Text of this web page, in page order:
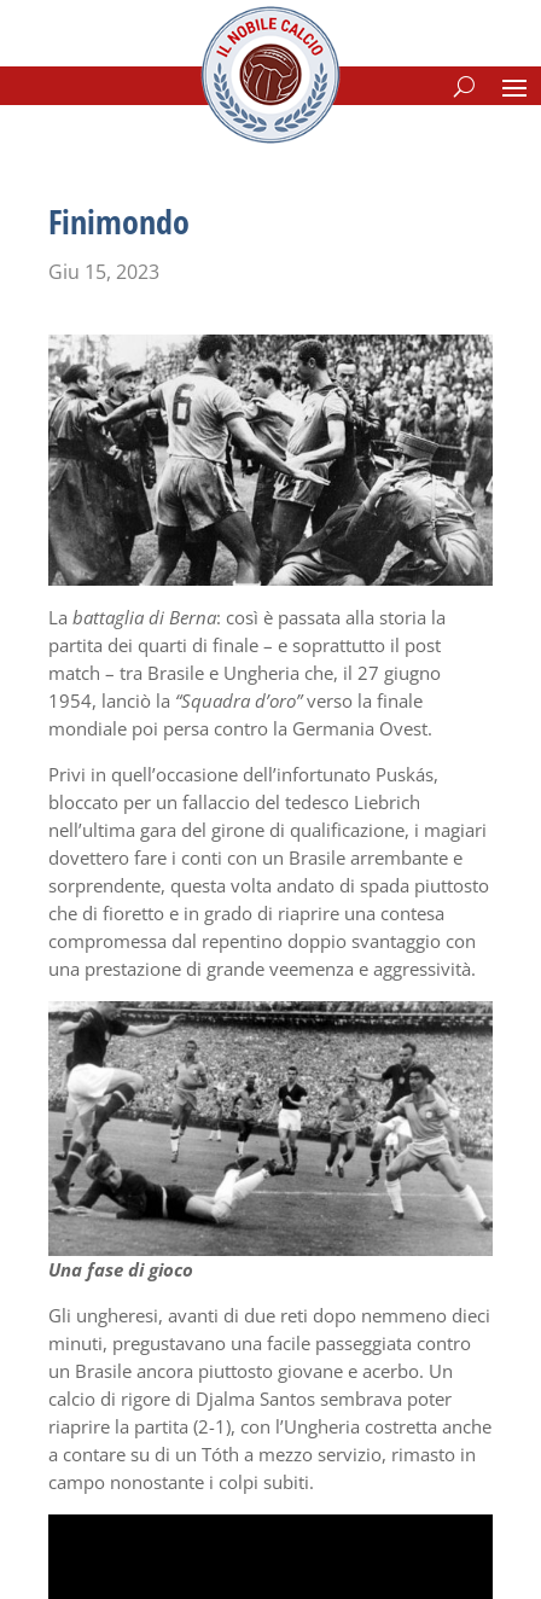
Finimondo
Giu 15, 2023
La battaglia di Berna: così è passata alla storia la
partita dei quarti di finale – e soprattutto il post
match – tra Brasile e Ungheria che, il 27 giugno
1954, lanciò la “Squadra d’oro”verso la finale
mondiale poi persa contro la Germania Ovest.
Privi in quell’occasione dell’infortunato Puskás,
bloccato per un fallaccio del tedesco Liebrich
nell’ultima gara del girone di qualificazione, i magiari
dovettero fare i conti con un Brasile arrembante e
sorprendente, questa volta andato di spada piuttosto
che di fioretto e in grado di riaprire una contesa
compromessa dal repentino doppio svantaggio con
una prestazione di grande veemenza e aggressività.
Una fase di gioco
Gli ungheresi, avanti di due reti dopo nemmeno dieci
minuti, pregustavano una facile passeggiata contro
un Brasile ancora piuttosto giovane e acerbo. Un
calcio di rigore di Djalma Santos sembrava poter
riaprire la partita (2-1), con l’Ungheria costretta anche
a contare su di un Tóth a mezzo servizio, rimasto in
campo nonostante i colpi subiti.